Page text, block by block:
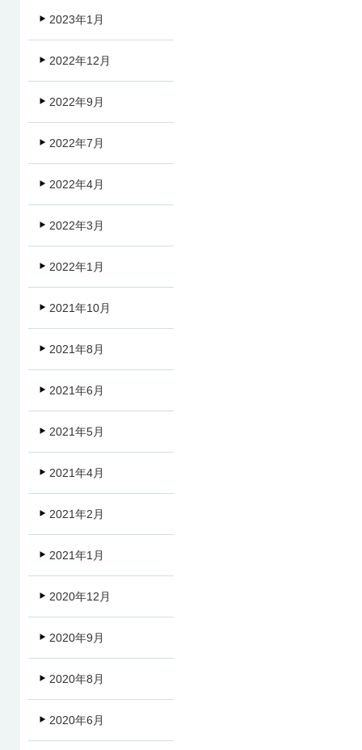
2023年1月
2022年12月
2022年9月
2022年7月
2022年4月
2022年3月
2022年1月
2021年10月
2021年8月
2021年6月
2021年5月
2021年4月
2021年2月
2021年1月
2020年12月
2020年9月
2020年8月
2020年6月